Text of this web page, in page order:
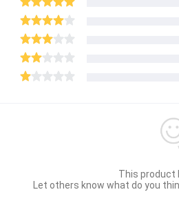
This product
Let others know what do you